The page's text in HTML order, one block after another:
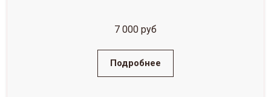
7 000 руб
Подробнее